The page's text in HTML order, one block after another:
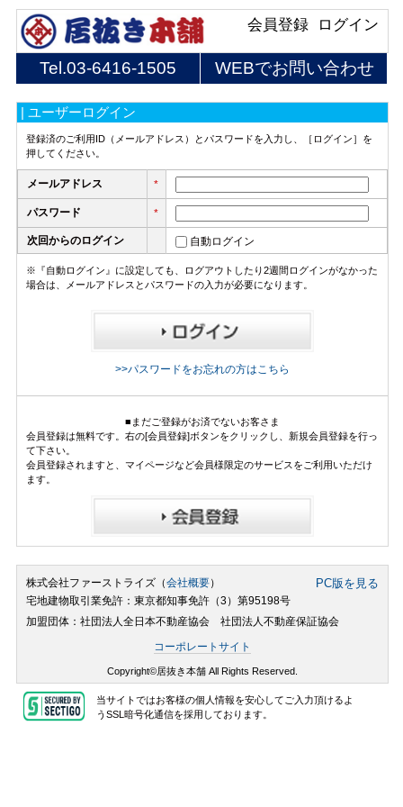
ログイン
会員登録
Tel.03-6416-1505 WEBでお問い合わせ
| ユーザーログイン
登録済のご利用ID（メールアドレス）とパスワードを入力し、［ログイン］を
押してください。
メールアドレス *
パスワード *
次回からのログイン 自動ログイン
※『自動ログイン』に設定しても、ログアウトしたり2週間ログインがなかった
場合は、メールアドレスとパスワードの入力が必要になります。
>>パスワードをお忘れの方はこちら
■まだご登録がお済でないお客さま
会員登録は無料です。右の[会員登録]ボタンをクリックし、新規会員登録を行っ
て下さい。
会員登録されますと、マイページなど会員様限定のサービスをご利用いただけ
ます。
株式会社ファーストライズ（会社概要） PC版を見る
宅地建物取引業免許：東京都知事免許（3）第95198号
加盟団体：社団法人全日本不動産協会 社団法人不動産保証協会
コーポレートサイト
Copyright©居抜き本舗 All Rights Reserved.
当サイトではお客様の個人情報を安心してご入力頂けるよ
うSSL暗号化通信を採用しております。